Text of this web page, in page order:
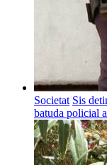
Societat Sis
batuda policial